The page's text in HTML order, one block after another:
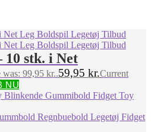
10 stk. i Net
99,95 kr..59,95 kr.Current
NU